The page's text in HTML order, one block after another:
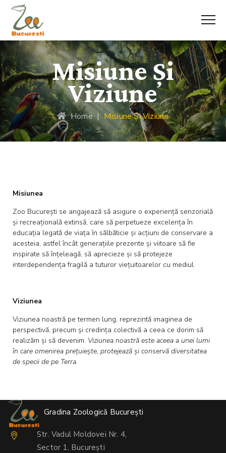
Misiune Și
Viziune
Home| Misiune Și Viziune
Misiunea
Zoo București se angajează să asigure o experiență senzorială
și recreațională extinsă, care să perpetueze excelența în
educația legată de viața în sălbăticie și acțiuni de conservare a
acesteia, astfel încât generațiile prezente și viitoare să fie
inspirate să înțeleagă, să aprecieze și să protejeze
interdependența fragilă a tuturor viețuitoarelor cu mediul.
Viziunea
Viziunea noastră pe termen lung, reprezintă imaginea de
perspectivă, precum și credința colectivă a ceea ce dorim să
realizăm și să devenim. Viziunea noastră este aceea a unei lumi
în care omenirea prețuiește, protejează și conservă diversitatea
de specii de pe Terra.
Gradina Zoologică București
Str. Vadul Moldovei Nr. 4,
Sector 1, București